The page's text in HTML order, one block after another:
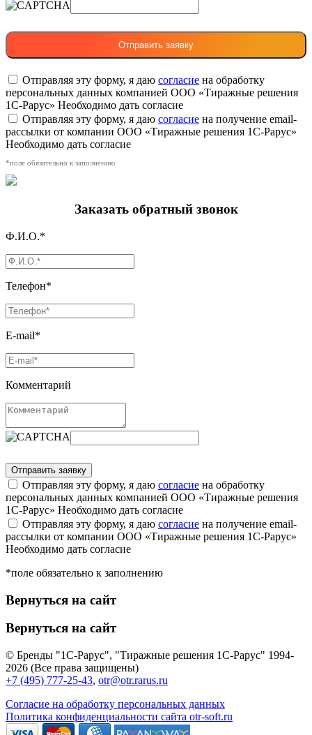
Отправляя эту форму, я даю согласие на обработку
персональных данных компанией ООО «Тиражные решения
1С-Рарус» Необходимо дать согласие
Отправляя эту форму, я даю согласие на получение email-
рассылки от компании ООО «Тиражные решения 1С-Рарус»
Необходимо дать согласие
*поле обязательно к заполнению
Заказать обратный звонок
Ф.И.О.*
Телефон*
E-mail*
Комментарий
Отправляя эту форму, я даю согласие на обработку
персональных данных компанией ООО «Тиражные решения
1С-Рарус» Необходимо дать согласие
Отправляя эту форму, я даю согласие на получение email-
рассылки от компании ООО «Тиражные решения 1С-Рарус»
Необходимо дать согласие
*поле обязательно к заполнению
Вернуться на сайт
Вернуться на сайт
© Бренды "1С-Рарус", "Тиражные решения 1С-Рарус" 1994-
2026 (Все права защищены)
+7 (495) 777-25-43, otr@otr.rarus.ru
Согласие на обработку персональных данных
Политика конфиденциальности сайта otr-soft.ru